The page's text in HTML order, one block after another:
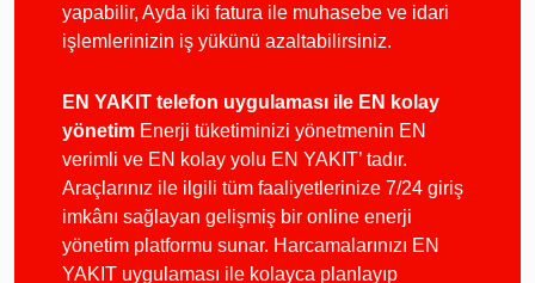
yapabilir, Ayda iki fatura ile muhasebe ve idari
işlemlerinizin iş yükünü azaltabilirsiniz.
EN YAKIT telefon uygulaması ile EN kolay
yönetim Enerji tüketiminizi yönetmenin EN
verimli ve EN kolay yolu EN YAKIT’ tadır.
Araçlarınız ile ilgili tüm faaliyetlerinize 7/24 giriş
imkânı sağlayan gelişmiş bir online enerji
yönetim platformu sunar. Harcamalarınızı EN
YAKIT uygulaması ile kolayca planlayıp